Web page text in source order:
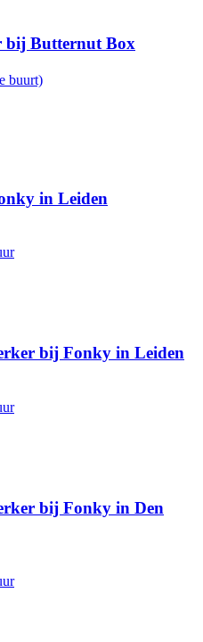
bij Butternut Box
buurt)
in Leiden
bij Fonky in Leiden
bij Fonky in Den